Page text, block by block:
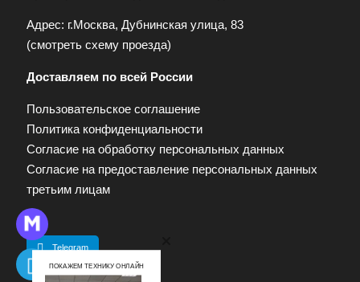
Адрес: г.Москва, Дубнинская улица, 83
(смотреть схему проезда)
Доставляем по всей России
Пользовательское соглашение
Политика конфиденциальности
Согласие на обработку персональных данных
Согласие на предоставление персональных данных
третьим лицам
Telegram
ПОКАЖЕМ ТЕХНИКУ ОНЛАЙН